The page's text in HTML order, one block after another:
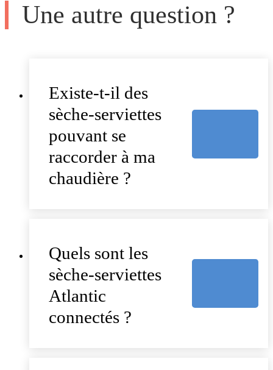
Une autre question ?
Existe-t-il des
sèche-serviettes
pouvant se
raccorder à ma
chaudière ?
Quels sont les
sèche-serviettes
Atlantic
connectés ?